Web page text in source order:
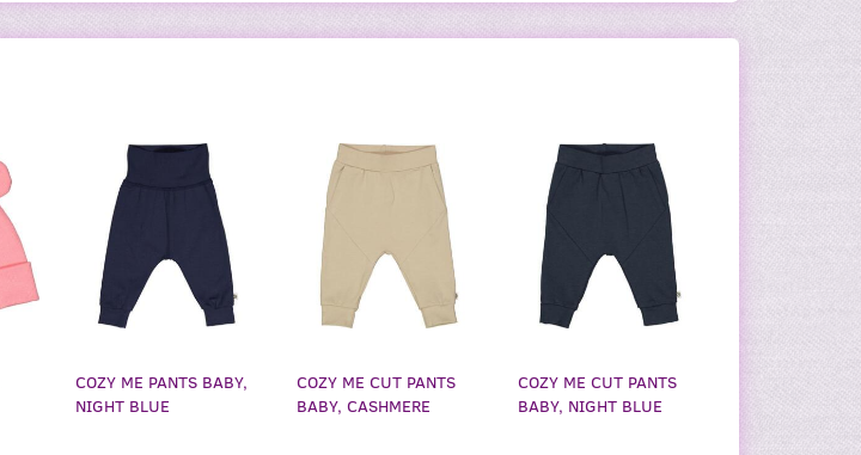
COZY ME PANTS BABY,
NIGHT BLUE
COZY ME CUT PANTS
BABY, CASHMERE
COZY ME CUT PANTS
BABY, NIGHT BLUE